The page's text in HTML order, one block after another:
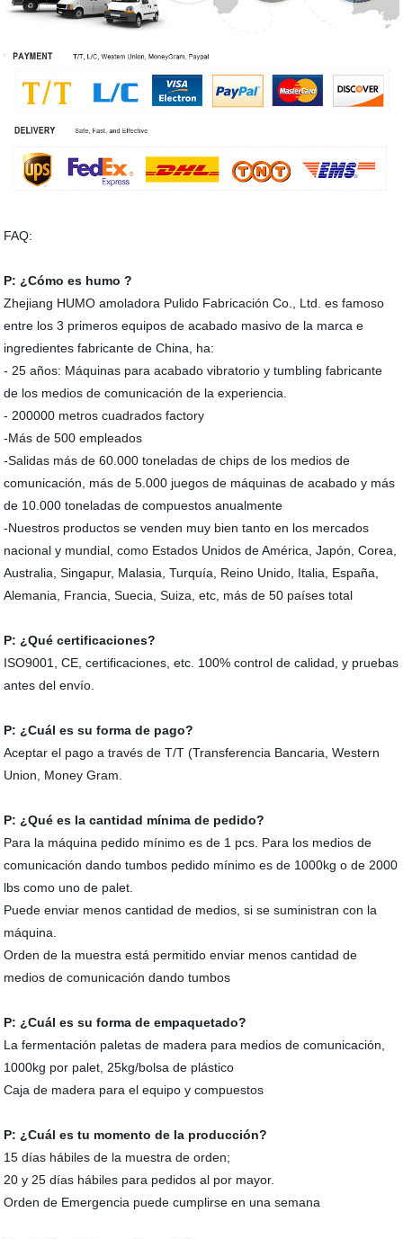
FAQ:
P: ¿Cómo es humo ?
Zhejiang HUMO amoladora Pulido Fabricación Co., Ltd. es famoso
entre los 3 primeros equipos de acabado masivo de la marca e
ingredientes fabricante de China, ha:
- 25 años: Máquinas para acabado vibratorio y tumbling fabricante
de los medios de comunicación de la experiencia.
- 200000 metros cuadrados factory
-Más de 500 empleados
-Salidas más de 60.000 toneladas de chips de los medios de
comunicación, más de 5.000 juegos de máquinas de acabado y más
de 10.000 toneladas de compuestos anualmente
-Nuestros productos se venden muy bien tanto en los mercados
nacional y mundial, como Estados Unidos de América, Japón, Corea,
Australia, Singapur, Malasia, Turquía, Reino Unido, Italia, España,
Alemania, Francia, Suecia, Suiza, etc, más de 50 países total
P: ¿Qué certificaciones?
ISO9001, CE, certificaciones, etc. 100% control de calidad, y pruebas
antes del envío.
P: ¿Cuál es su forma de pago?
Aceptar el pago a través de T/T (Transferencia Bancaria, Western
Union, Money Gram.
P: ¿Qué es la cantidad mínima de pedido?
Para la máquina pedido mínimo es de 1 pcs. Para los medios de
comunicación dando tumbos pedido mínimo es de 1000kg o de 2000
lbs como uno de palet.
Puede enviar menos cantidad de medios, si se suministran con la
máquina.
Orden de la muestra está permitido enviar menos cantidad de
medios de comunicación dando tumbos
P: ¿Cuál es su forma de empaquetado?
La fermentación paletas de madera para medios de comunicación,
1000kg por palet, 25kg/bolsa de plástico
Caja de madera para el equipo y compuestos
P: ¿Cuál es tu momento de la producción?
15 días hábiles de la muestra de orden;
20 y 25 días hábiles para pedidos al por mayor.
Orden de Emergencia puede cumplirse en una semana